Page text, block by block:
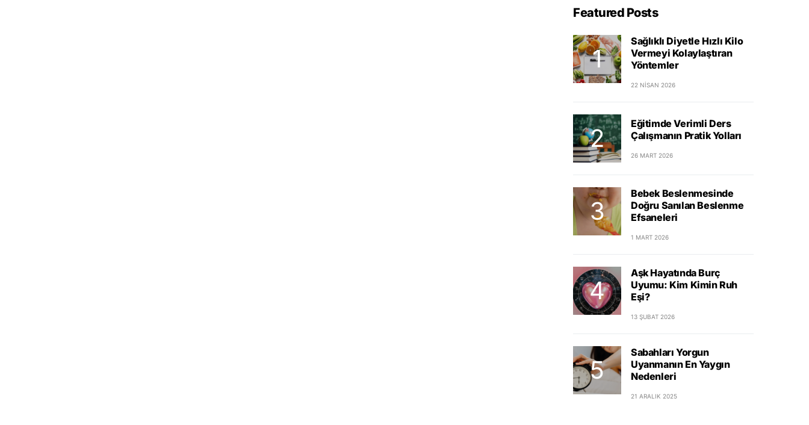
Featured Posts
Sağlıklı Diyetle Hızlı Kilo
Vermeyi Kolaylaştıran
Yöntemler
22 NISAN 2026
Eğitimde Verimli Ders
Çalışmanın Pratik Yolları
26 MART 2026
Bebek Beslenmesinde
Doğru Sanılan Beslenme
Efsaneleri
1 MART 2026
Aşk Hayatında Burç
Uyumu: Kim Kimin Ruh
Eşi?
13 ŞUBAT 2026
Sabahları Yorgun
Uyanmanın En Yaygın
Nedenleri
21 ARALIK 2025